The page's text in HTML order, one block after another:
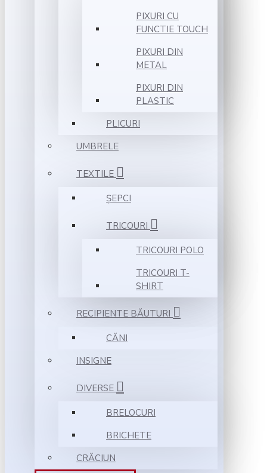
PIXURI CU
FUNCTIE TOUCH
PIXURI DIN
METAL
PIXURI DIN
PLASTIC
PLICURI
UMBRELE
TEXTILE
ȘEPCI
TRICOURI
TRICOURI POLO
TRICOURI T-
SHIRT
RECIPIENTE BĂUTURI
CĂNI
INSIGNE
DIVERSE
BRELOCURI
BRICHETE
CRĂCIUN